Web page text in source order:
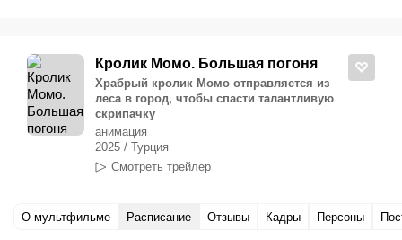
Кролик Момо. Большая погоня
Храбрый кролик Момо отправляется из
леса в город, чтобы спасти талантливую
скрипачку
анимация
2025 / Турция
Смотреть трейлер
О мультфильме Расписание Отзывы Кадры Персоны